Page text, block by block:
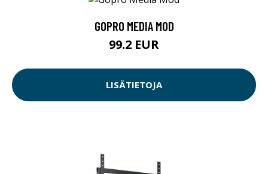
GOPRO MEDIA MOD
99.2 EUR
LISÄTIETOJA